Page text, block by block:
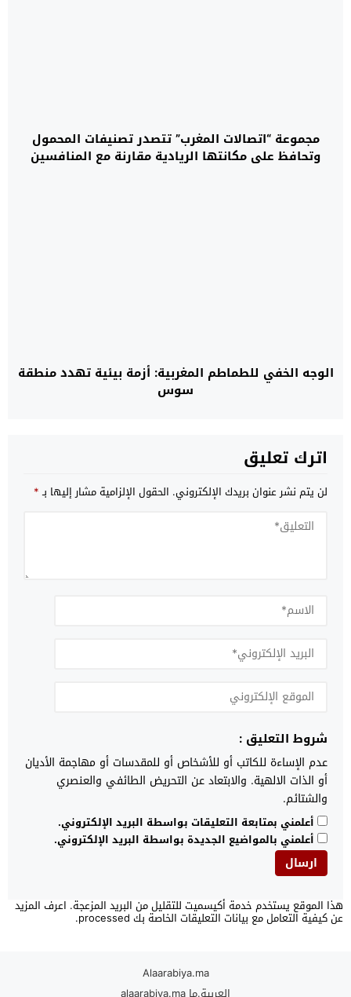
مجموعة “اتصالات المغرب” تتصدر تصنيفات المحمول
وتحافظ على مكانتها الريادية مقارنة مع المنافسين
الوجه الخفي للطماطم المغربية: أزمة بيئية تهدد منطقة
سوس
اترك تعليق
لن يتم نشر عنوان بريدك الإلكتروني. الحقول الإلزامية مشار إليها بـ*
شروط التعليق :
عدم الإساءة للكاتب أو للأشخاص أو للمقدسات أو مهاجمة الأديان
أو الذات الالهية. والابتعاد عن التحريض الطائفي والعنصري
والشتائم.
أعلمني بمتابعة التعليقات بواسطة البريد الإلكتروني.
أعلمني بالمواضيع الجديدة بواسطة البريد الإلكتروني.
هذا الموقع يستخدم خدمة أكيسميت للتقليل من البريد المزعجة. اعرف المزيد
عن كيفية التعامل مع بيانات التعليقات الخاصة بك processed .
Alaarabiya.ma